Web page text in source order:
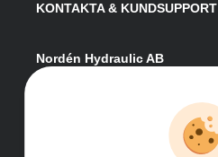
KONTAKTA & KUNDSUPPORT
Nordén Hydraulic AB